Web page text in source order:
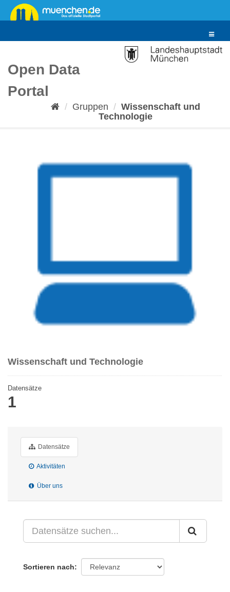
Überspringen
zum
Toggle
Open Data
Portal
Gruppen
Wissenschaft und
Technologie
Wissenschaft und Technologie
Datensätze
1
Datensätze
Aktivitäten
Über uns
Sortieren nach